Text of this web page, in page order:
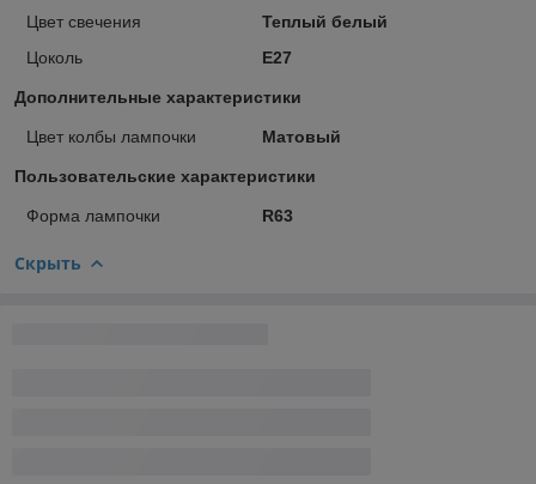
Цвет свечения
Теплый белый
Цоколь
E27
Дополнительные характеристики
Цвет колбы лампочки Матовый
Пользовательские характеристики
Форма лампочки R63
Скрыть